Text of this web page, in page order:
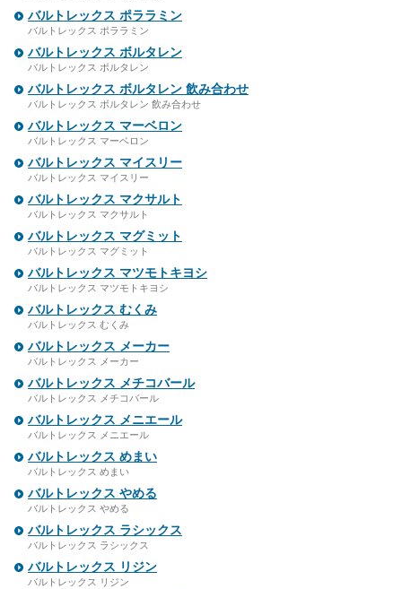
バルトレックス ポララミン
バルトレックス ポララミン
バルトレックス ボルタレン
バルトレックス ボルタレン
バルトレックス ボルタレン 飲み合わせ
バルトレックス ボルタレン 飲み合わせ
バルトレックス マーベロン
バルトレックス マーベロン
バルトレックス マイスリー
バルトレックス マイスリー
バルトレックス マクサルト
バルトレックス マクサルト
バルトレックス マグミット
バルトレックス マグミット
バルトレックス マツモトキヨシ
バルトレックス マツモトキヨシ
バルトレックス むくみ
バルトレックス むくみ
バルトレックス メーカー
バルトレックス メーカー
バルトレックス メチコバール
バルトレックス メチコバール
バルトレックス メニエール
バルトレックス メニエール
バルトレックス めまい
バルトレックス めまい
バルトレックス やめる
バルトレックス やめる
バルトレックス ラシックス
バルトレックス ラシックス
バルトレックス リジン
バルトレックス リジン